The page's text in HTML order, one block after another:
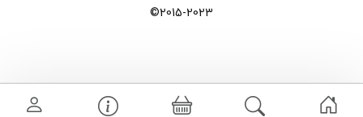
©2015-2023